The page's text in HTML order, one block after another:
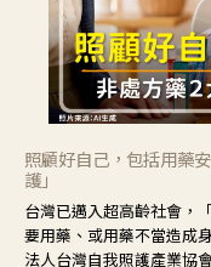
照顧好自己，包括用藥
護」
台灣已邁入超高齡社會，
要用藥、或用藥不當造成
法人台灣自我照護產業協